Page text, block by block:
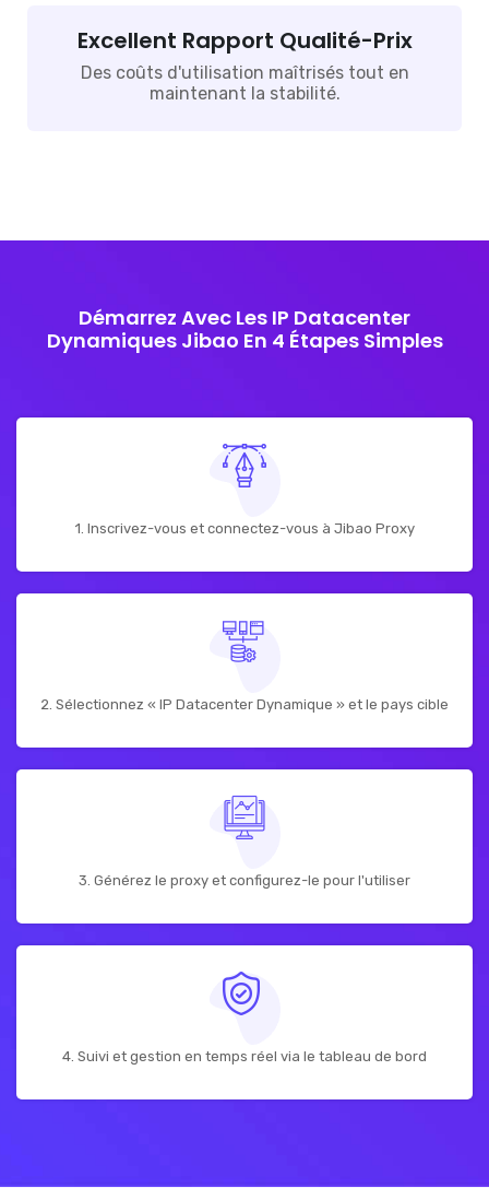
Excellent Rapport Qualité-Prix
Des coûts d'utilisation maîtrisés tout en
maintenant la stabilité.
Démarrez Avec Les IP Datacenter
Dynamiques Jibao En 4 Étapes Simples
1. Inscrivez-vous et connectez-vous à Jibao Proxy
2. Sélectionnez « IP Datacenter Dynamique » et le pays cible
3. Générez le proxy et configurez-le pour l'utiliser
4. Suivi et gestion en temps réel via le tableau de bord